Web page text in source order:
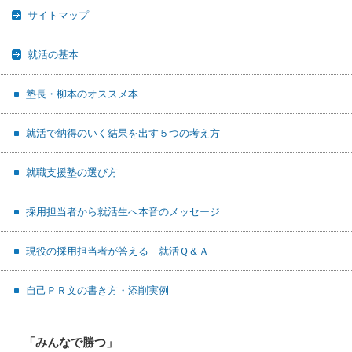
サイトマップ
就活の基本
塾長・柳本のオススメ本
就活で納得のいく結果を出す５つの考え方
就職支援塾の選び方
採用担当者から就活生へ本音のメッセージ
現役の採用担当者が答える 就活Ｑ＆Ａ
自己ＰＲ文の書き方・添削実例
「みんなで勝つ」